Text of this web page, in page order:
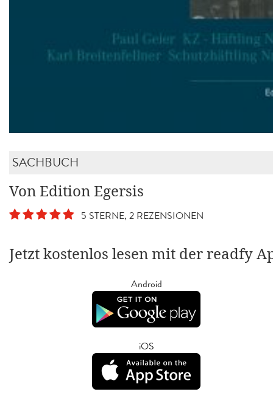
SACHBUCH
Von Edition Egersis
5 STERNE, 2 REZENSIONEN
Jetzt kostenlos lesen mit der readfy
Android
iOS